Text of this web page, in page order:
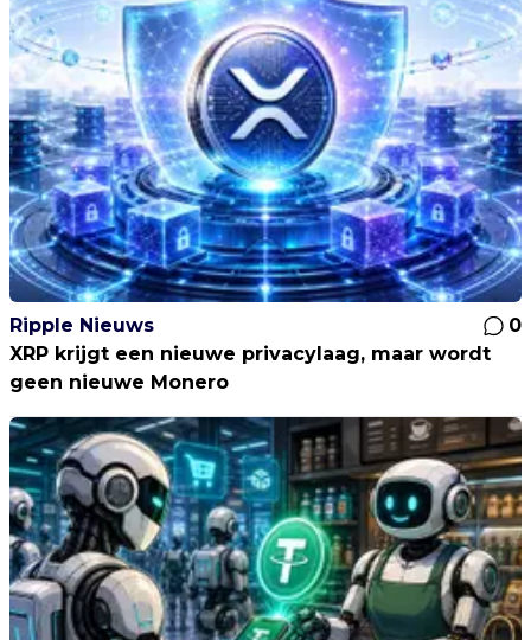
Ripple Nieuws
0
XRP krijgt een nieuwe privacylaag, maar wordt
geen nieuwe Monero